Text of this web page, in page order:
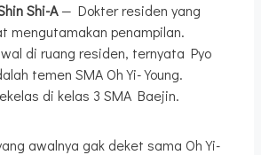
Shi-A— Dokter residen yang
mengutamakan penampilan.
di ruang residen, ternyata Pyo
temen SMA Oh Yi-Young.
di kelas 3 SMA Baejin.
awalnya gak deket sama Oh Yi-